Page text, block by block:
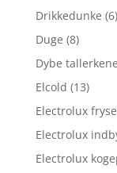
Drikkedunke (6)
Duge (8)
Dybe
Elcold (13)
Electrolux
Electrolux
Electrolux